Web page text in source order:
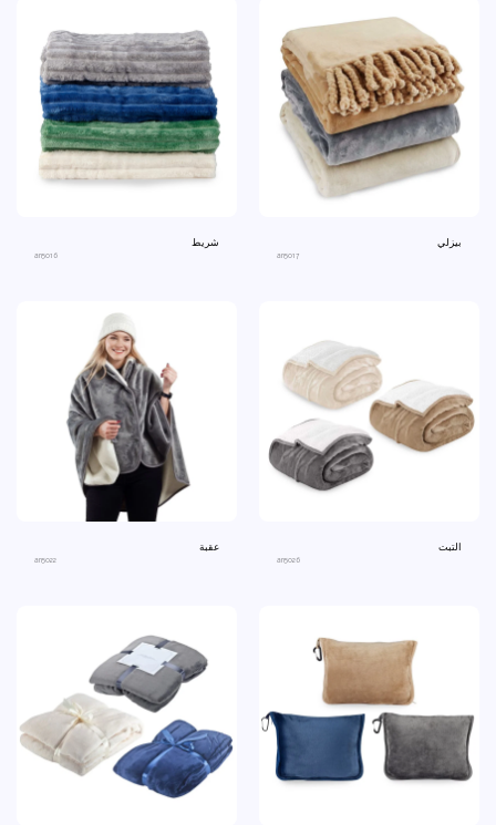
بيزلي
an5017
شريط
an5016
التبت
an5026
عقبة
an5022